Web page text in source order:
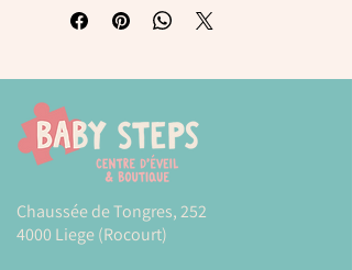
Chaussée de Tongres, 252
4000 Liege (Rocourt)